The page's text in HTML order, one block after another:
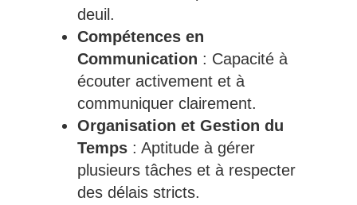
deuil.
Compétences en
Communication : Capacité à
écouter activement et à
communiquer clairement.
Organisation et Gestion du
Temps: Aptitude à gérer
plusieurs tâches et à respecter
des délais stricts.